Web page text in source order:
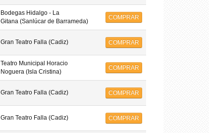
Bodegas Hidalgo - La
Gitana (Sanlúcar de Barrameda)
COMPRAR
Gran Teatro Falla (Cadiz) COMPRAR
Teatro Municipal Horacio
Noguera (Isla Cristina)
COMPRAR
Gran Teatro Falla (Cadiz) COMPRAR
Gran Teatro Falla (Cadiz) COMPRAR